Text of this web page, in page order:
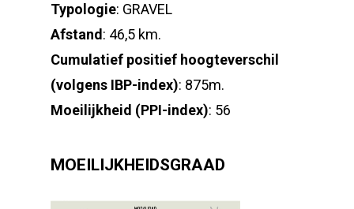
Typologie: GRAVEL
Afstand : 46,5 km.
Cumulatief positief hoogteverschil
(volgens IBP-index): 875m.
Moeilijkheid (PPI-index): 56
MOEILIJKHEIDSGRAAD